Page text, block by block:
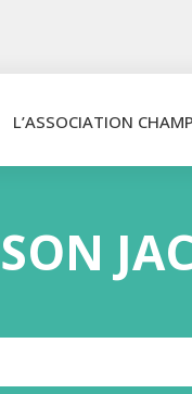
L’ASSOCIATION